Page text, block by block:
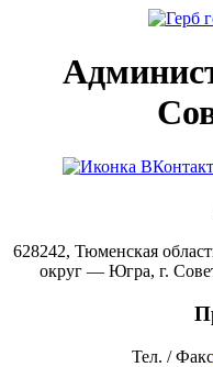
628242, Тюменская
округ — Югра, г.
Тел. /